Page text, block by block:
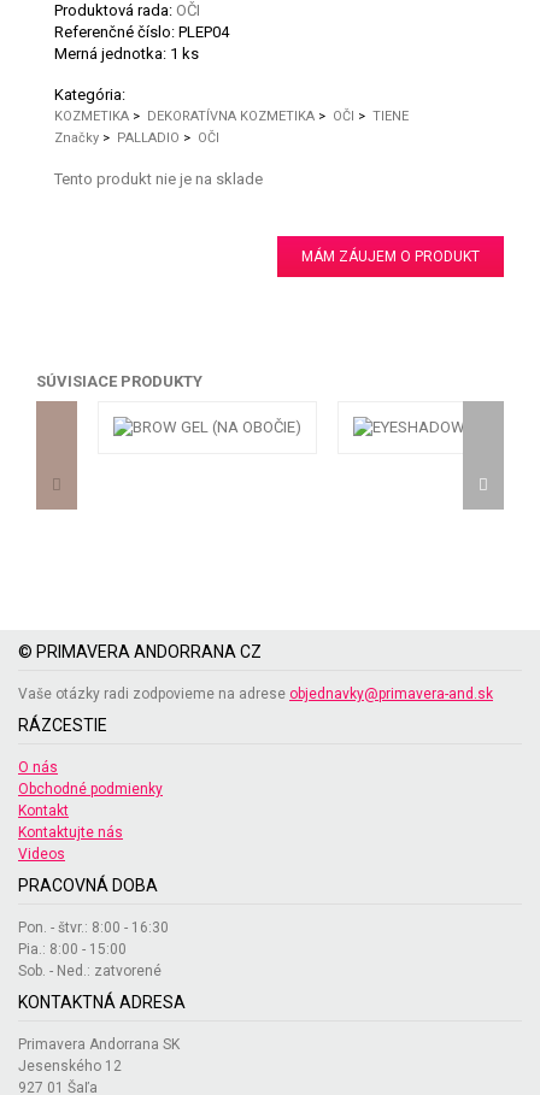
Produktová rada: OČI
Referenčné číslo: PLEP04
Merná jednotka: 1 ks
Kategória:
KOZMETIKA > DEKORATÍVNA KOZMETIKA > OČI > TIENE
Značky > PALLADIO > OČI
Tento produkt nie je na sklade
MÁM ZÁUJEM O PRODUKT
SÚVISIACE PRODUKTY
© PRIMAVERA ANDORRANA CZ
Vaše otázky radi zodpovieme na adrese objednavky@primavera-and.sk
RÁZCESTIE
O nás
Obchodné podmienky
Kontakt
Kontaktujte nás
Videos
PRACOVNÁ DOBA
Pon. - štvr.: 8:00 - 16:30
Pia.: 8:00 - 15:00
Sob. - Ned.: zatvorené
KONTAKTNÁ ADRESA
Primavera Andorrana SK
Jesenského 12
927 01 Šaľa